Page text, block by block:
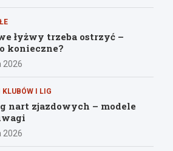
łyżwy trzeba ostrzyć –
konieczne?
2026
KLUBÓW I LIG
nart zjazdowych – modele
2026